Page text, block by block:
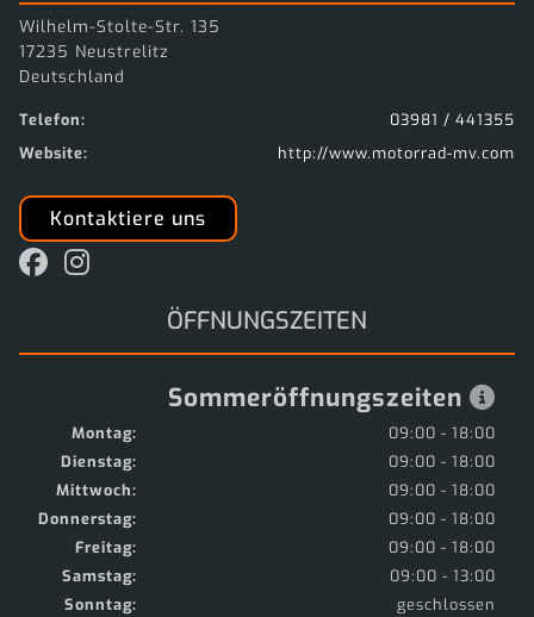
Wilhelm-Stolte-Str. 135
17235 Neustrelitz
Deutschland
Telefon:
03981 / 441355
Website:
http://www.motorrad-mv.com
Kontaktiere uns
ÖFFNUNGSZEITEN
Sommeröffnungszeiten
Montag:
09:00 - 18:00
Dienstag:
09:00 - 18:00
Mittwoch:
09:00 - 18:00
Donnerstag:
09:00 - 18:00
Freitag:
09:00 - 18:00
Samstag:
09:00 - 13:00
Sonntag:
geschlossen